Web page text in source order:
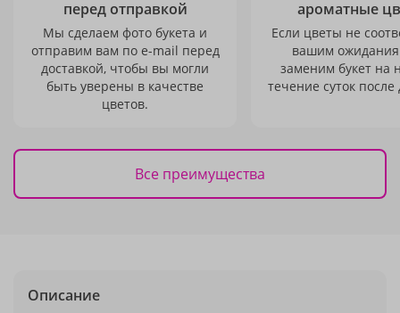
перед отправкой
Мы сделаем фото букета и
отправим вам по e-mail перед
доставкой, чтобы вы могли
быть уверены в качестве
цветов.
ароматные
Если цветы не
вашим
заменим букет на
течение суток после
Все преимущества
Описание